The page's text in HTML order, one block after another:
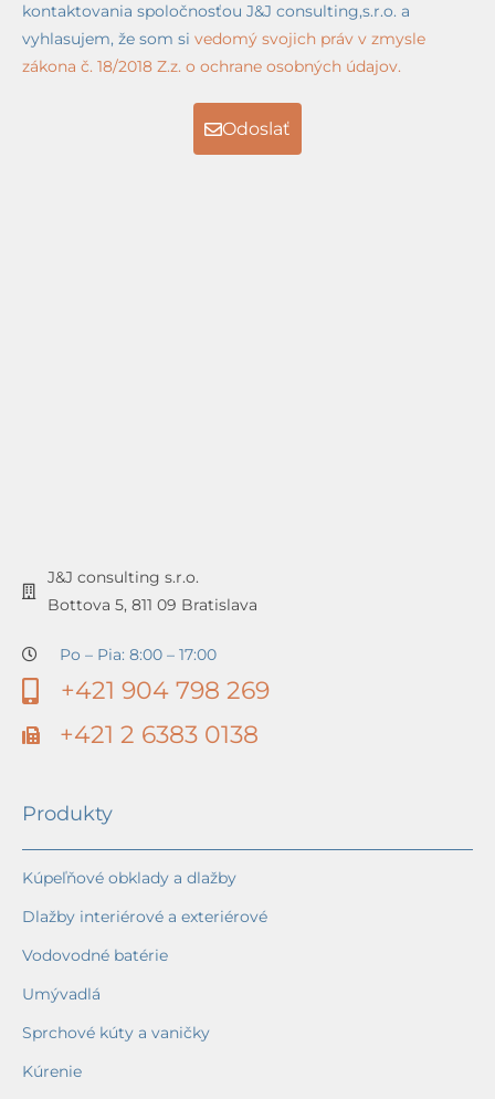
kontaktovania spoločnosťou J&J consulting,s.r.o. a
vyhlasujem, že som si vedomý svojich práv v zmysle
zákona č. 18/2018 Z.z. o ochrane osobných údajov.
Odoslať
J&J consulting s.r.o.
Bottova 5, 811 09 Bratislava
Po – Pia: 8:00 – 17:00
+421 904 798 269
+421 2 6383 0138
Produkty
Kúpeľňové obklady a dlažby
Dlažby interiérové a exteriérové
Vodovodné batérie
Umývadlá
Sprchové kúty a vaničky
Kúrenie